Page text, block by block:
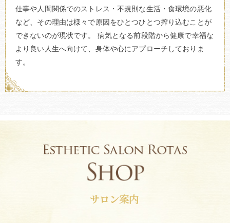
仕事や人間関係でのストレス・不規則な生活・食環境の悪化
など、 その理由は様々で原因をひとつひとつ搾り込むことが
できないのが現状です。 病気となる前段階から健康で幸福な
より良い人生へ向けて、身体や心にアプローチしておりま
す。